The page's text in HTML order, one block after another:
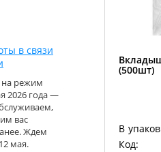
в связи
режим
2026 года —
вас
Ждем
мая.
(500шт)
В
Код: